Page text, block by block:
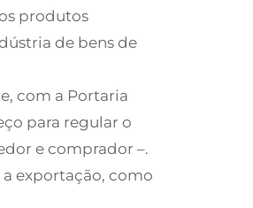
produtos
de bens de
com a Portaria
para regular o
e comprador –.
exportação, como